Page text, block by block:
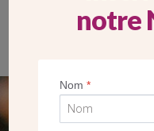
Vue de l’autel, deux
SEUL VOTRE
notre
Nom*